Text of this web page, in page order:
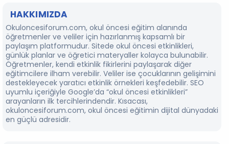
HAKKIMIZDA
Okuloncesiforum.com, okul öncesi eğitim alanında
öğretmenler ve veliler için hazırlanmış kapsamlı bir
paylaşım platformudur. Sitede okul öncesi etkinlikleri,
günlük planlar ve öğretici materyaller kolayca bulunabilir.
Öğretmenler, kendi etkinlik fikirlerini paylaşarak diğer
eğitimcilere ilham verebilir. Veliler ise çocuklarının gelişimini
destekleyecek yaratıcı etkinlik örnekleri keşfedebilir. SEO
uyumlu içeriğiyle Google’da “okul öncesi etkinlikleri”
arayanların ilk tercihlerindendir. Kısacası,
okuloncesiforum.com, okul öncesi eğitimin dijital dünyadaki
en güçlü adresidir.